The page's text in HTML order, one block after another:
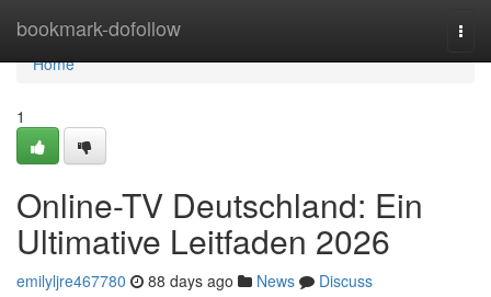
bookmark-dofollow
Home
Home
1
Online-TV Deutschland: Ein
Ultimative Leitfaden 2026
emilyljre467780 88 days ago News
Discuss